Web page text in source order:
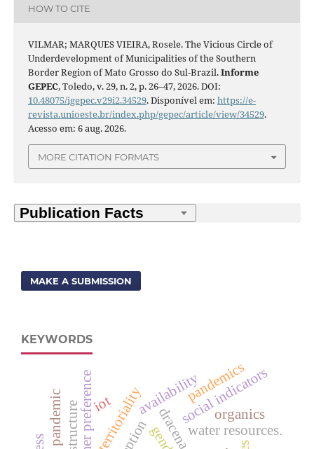
HOW TO CITE
VILMAR; MARQUES VIEIRA, Rosele. The Vicious Circle of
Underdevelopment of Municipalities of the Southern
Border Region of Mato Grosso do Sul-Brazil.Informe
GEPEC, Toledo, v. 29, n. 2, p. 26–47, 2026. DOI:
10.48075/igepec.v29i2.34529. Disponível em: https://e-
revista.unioeste.br/index.php/gepec/article/view/34529.
Acesso em: 6 aug. 2026.
MORE CITATION FORMATS
MAKE A SUBMISSION
KEYWORDS
dracena.
availability
water resources.
iot
territoriality
pandemic social indicators
pandemics
organics